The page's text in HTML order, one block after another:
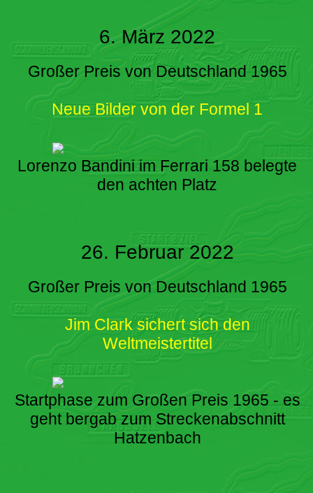
6. März 2022
Großer Preis von Deutschland 1965
Neue Bilder von der Formel 1
Lorenzo Bandini im Ferrari 158 belegte
den achten Platz
26. Februar 2022
Großer Preis von Deutschland 1965
Jim Clark sichert sich den
Weltmeistertitel
Startphase zum Großen Preis 1965 - es
geht bergab zum Streckenabschnitt
Hatzenbach